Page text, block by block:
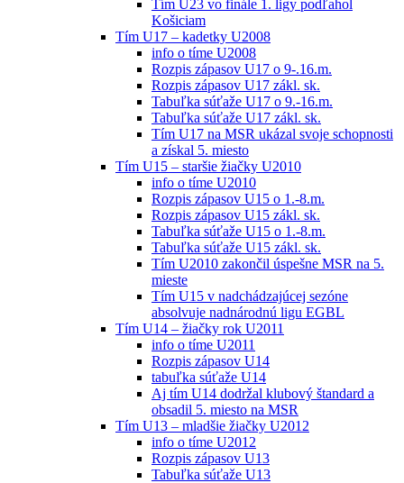
Tím U23 vo finále 1. ligy podľahol
Košiciam
Tím U17 – kadetky U2008
info o tíme U2008
Rozpis zápasov U17 o 9-.16.m.
Rozpis zápasov U17 zákl. sk.
Tabuľka súťaže U17 o 9.-16.m.
Tabuľka súťaže U17 zákl. sk.
Tím U17 na MSR ukázal svoje schopnosti
a získal 5. miesto
Tím U15 – staršie žiačky U2010
info o tíme U2010
Rozpis zápasov U15 o 1.-8.m.
Rozpis zápasov U15 zákl. sk.
Tabuľka súťaže U15 o 1.-8.m.
Tabuľka súťaže U15 zákl. sk.
Tím U2010 zakončil úspešne MSR na 5.
mieste
Tím U15 v nadchádzajúcej sezóne
absolvuje nadnárodnú ligu EGBL
Tím U14 – žiačky rok U2011
info o tíme U2011
Rozpis zápasov U14
tabuľka súťaže U14
Aj tím U14 dodržal klubový štandard a
obsadil 5. miesto na MSR
Tím U13 – mladšie žiačky U2012
info o tíme U2012
Rozpis zápasov U13
Tabuľka súťaže U13